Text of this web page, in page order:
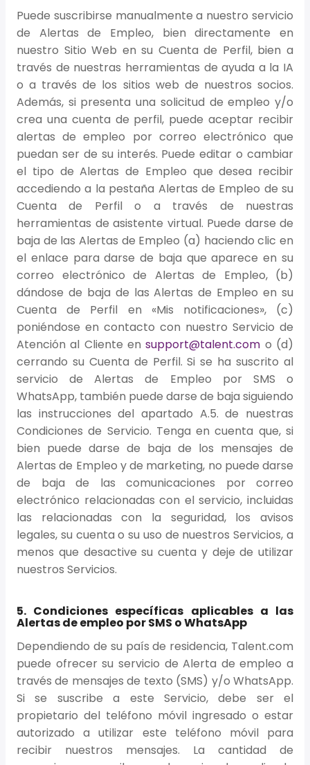
Puede suscribirse manualmente a nuestro servicio
de Alertas de Empleo, bien directamente en
nuestro Sitio Web en su Cuenta de Perfil, bien a
través de nuestras herramientas de ayuda a la IA
o a través de los sitios web de nuestros socios.
Además, si presenta una solicitud de empleo y/o
crea una cuenta de perfil, puede aceptar recibir
alertas de empleo por correo electrónico que
puedan ser de su interés. Puede editar o cambiar
el tipo de Alertas de Empleo que desea recibir
accediendo a la pestaña Alertas de Empleo de su
Cuenta de Perfil o a través de nuestras
herramientas de asistente virtual. Puede darse de
baja de las Alertas de Empleo (a) haciendo clic en
el enlace para darse de baja que aparece en su
correo electrónico de Alertas de Empleo, (b)
dándose de baja de las Alertas de Empleo en su
Cuenta de Perfil en «Mis notificaciones», (c)
poniéndose en contacto con nuestro Servicio de
Atención al Cliente en support@talent.com o (d)
cerrando su Cuenta de Perfil. Si se ha suscrito al
servicio de Alertas de Empleo por SMS o
WhatsApp, también puede darse de baja siguiendo
las instrucciones del apartado A.5. de nuestras
Condiciones de Servicio. Tenga en cuenta que, si
bien puede darse de baja de los mensajes de
Alertas de Empleo y de marketing, no puede darse
de baja de las comunicaciones por correo
electrónico relacionadas con el servicio, incluidas
las relacionadas con la seguridad, los avisos
legales, su cuenta o su uso de nuestros Servicios, a
menos que desactive su cuenta y deje de utilizar
nuestros Servicios.
5. Condiciones específicas aplicables a las
Alertas de empleo por SMS o WhatsApp
Dependiendo de su país de residencia, Talent.com
puede ofrecer su servicio de Alerta de empleo a
través de mensajes de texto (SMS) y/o WhatsApp.
Si se suscribe a este Servicio, debe ser el
propietario del teléfono móvil ingresado o estar
autorizado a utilizar este teléfono móvil para
recibir nuestros mensajes. La cantidad de